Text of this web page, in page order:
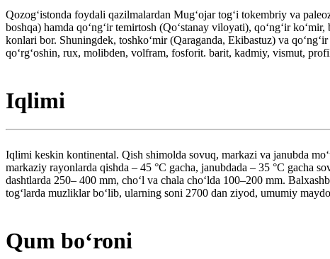
Qozogʻistonda foydali qazilmalardan Mugʻojar togʻi tokembriy va
boshqa) hamda qoʻngʻir temirtosh (Qoʻstanay viloyati), qoʻngʻir
konlari bor. Shuningdek, toshkoʻmir (Qaraganda, Ekibastuz) va
qoʻrgʻoshin, rux, molibden, volfram, fosforit. barit, kadmiy, vismut,
Iqlimi
Iqlimi keskin kontinental. Qish shimolda sovuq, markazi va janubda
markaziy rayonlarda qishda – 45 °C gacha, janubdada – 35 °C gacha
dashtlarda 250– 400 mm, choʻl va chala choʻlda 100–200 mm.
togʻlarda muzliklar boʻlib, ularning soni 2700 dan ziyod, umumiy
Qum boʻroni